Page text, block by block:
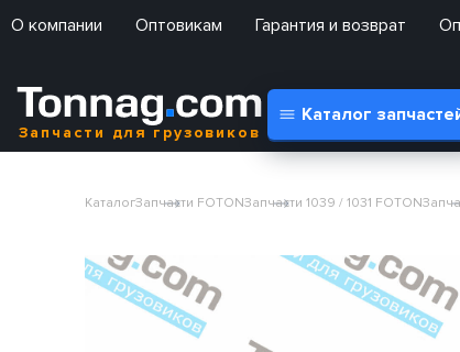
О компании Оптовикам Гарантия и возврат
Запчасти для грузовиков
Каталог
КаталогЗапчасти FOTONЗапчасти 1039 / 1031 FOTON